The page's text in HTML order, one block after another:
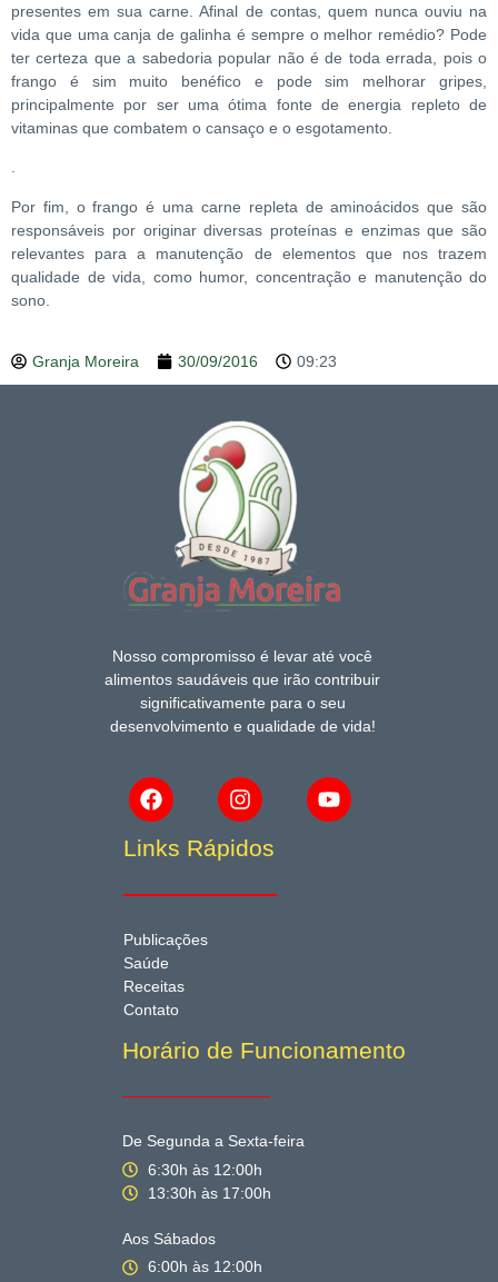
presentes em sua carne. Afinal de contas, quem nunca ouviu na
vida que uma canja de galinha é sempre o melhor remédio? Pode
ter certeza que a sabedoria popular não é de toda errada, pois o
frango é sim muito benéfico e pode sim melhorar gripes,
principalmente por ser uma ótima fonte de energia repleto de
vitaminas que combatem o cansaço e o esgotamento.
Por fim, o frango é uma carne repleta de aminoácidos que são
responsáveis por originar diversas proteínas e enzimas que são
relevantes para a manutenção de elementos que nos trazem
qualidade de vida, como humor, concentração e manutenção do
sono.
Granja Moreira 30/09/2016 09:23
Nosso compromisso é levar até você
alimentos saudáveis que irão contribuir
significativamente para o seu
desenvolvimento e qualidade de vida!
Links Rápidos
Publicações
Saúde
Receitas
Contato
Horário de Funcionamento
De Segunda a Sexta-feira
6:30h às 12:00h
13:30h às 17:00h
Aos Sábados
6:00h às 12:00h